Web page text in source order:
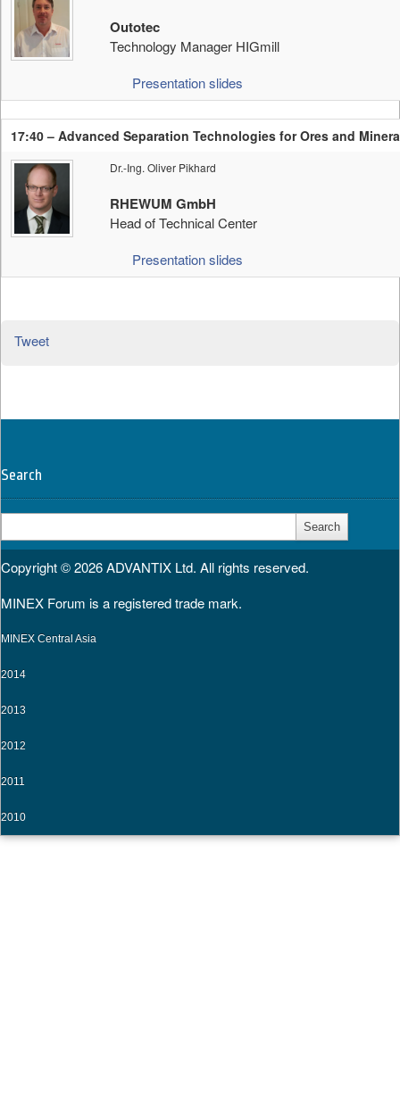
Outotec
Technology Manager HIGmill
Presentation slides
17:40 – Advanced Separation Technologies for Ores and
Dr.-Ing. Oliver Pikhard
RHEWUM GmbH
Head of Technical Center
Presentation slides
Tweet
Search
Search
for:
Copyright © 2026ADVANTIX Ltd. All rights reserved.
MINEX Forum is a registered trade mark.
MINEX Central Asia
2014
2013
2012
2011
2010